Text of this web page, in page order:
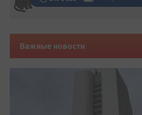
Важные новости